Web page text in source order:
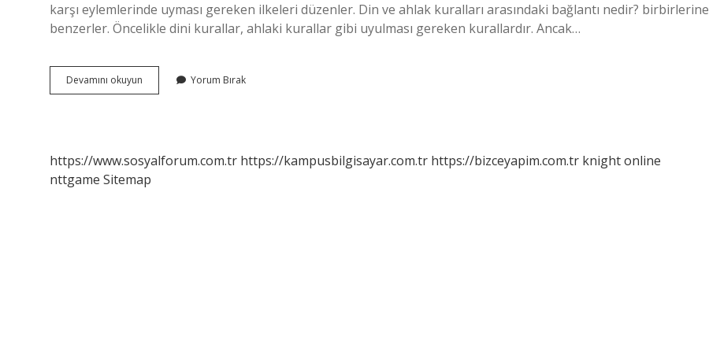
karşı eylemlerinde uyması gereken ilkeleri düzenler. Din ve ahlak kuralları arasındaki bağlantı nedir? birbirlerine
benzerler. Öncelikle dini kurallar, ahlaki kurallar gibi uyulması gereken kurallardır. Ancak…
Devamını okuyun
Gelişiminde
Yorum Bırak
https://www.sosyalforum.com.tr https://kampusbilgisayar.com.tr https://bizceyapim.com.tr knight online
nttgame Sitemap